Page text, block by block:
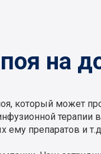
на
который может
ему препаратов и